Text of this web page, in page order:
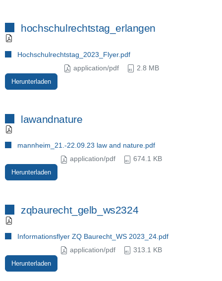
hochschulrechtstag_erlangen
Hochschulrechtstag_2023_Flyer.pdf
application/pdf
2.8 MB
Herunterladen
lawandnature
mannheim_21.-22.09.23 law and nature.pdf
application/pdf
674.1 KB
Herunterladen
zqbaurecht_gelb_ws2324
Informationsflyer ZQ Baurecht_WS 2023_24.pdf
application/pdf
313.1 KB
Herunterladen